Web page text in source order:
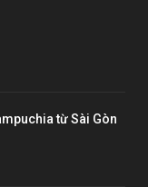
từ Sài Gòn